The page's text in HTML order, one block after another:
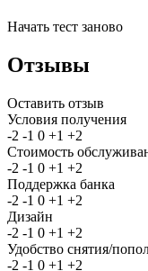
Начать тест заново
Отзывы
Оставить отзыв
Условия получения
-2 -1 0 +1 +2
Стоимость
-2 -1 0 +1 +2
Поддержка банка
-2 -1 0 +1 +2
Дизайн
-2 -1 0 +1 +2
Удобство снятия/
-2 -1 0 +1 +2